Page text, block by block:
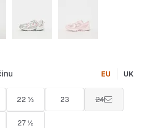
EU UK
22 ½ 23 24
27 ½